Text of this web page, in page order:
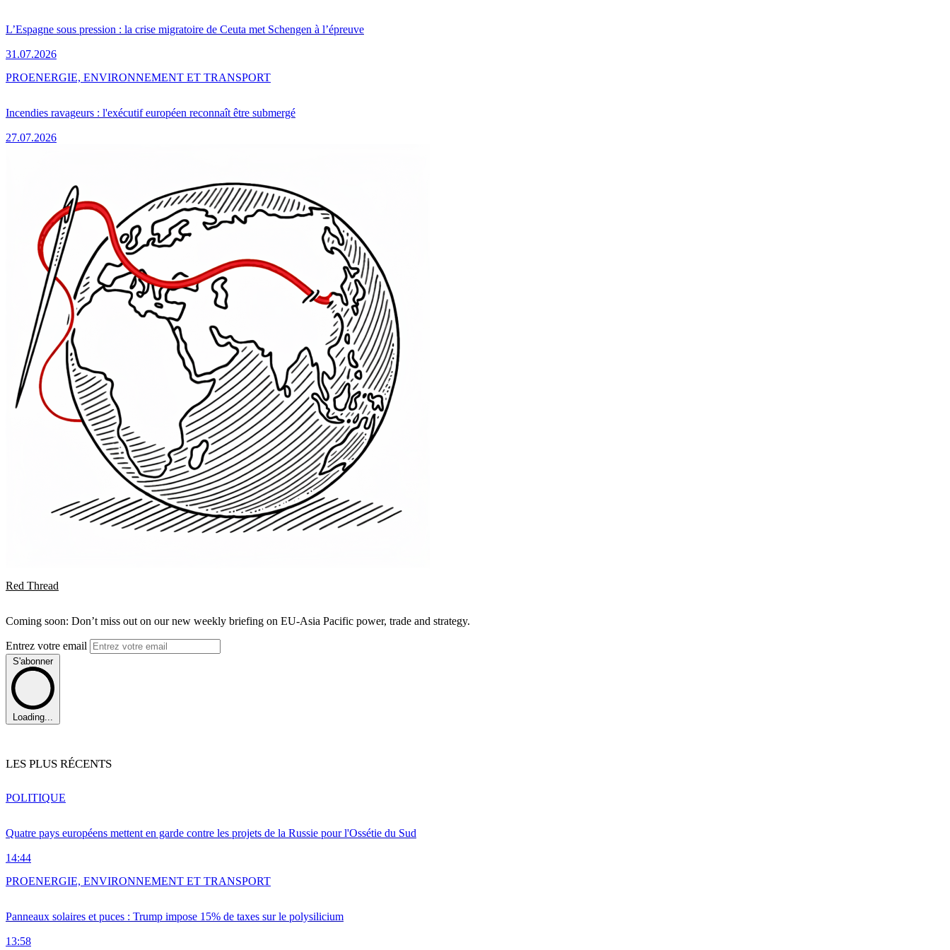
L’Espagne sous pression : la crise migratoire de Ceuta met Schengen à l’épreuve
31.07.2026
Incendies ravageurs : l'exécutif européen reconnaît être submergé
27.07.2026
PROENERGIE, ENVIRONNEMENT ET TRANSPORT
Red Thread
Coming soon: Don’t miss out on our new weekly briefing on EU-Asia Pacific power, trade and strategy.
Entrez votre email
S'abonner
Loading...
LES PLUS RÉCENTS
Quatre pays européens mettent en garde contre les projets de la Russie pour l'Ossétie du Sud
14:44
POLITIQUE
Panneaux solaires et puces : Trump impose 15% de taxes sur le polysilicium
13:58
PROENERGIE, ENVIRONNEMENT ET TRANSPORT